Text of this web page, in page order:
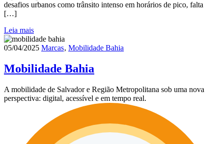
desafios urbanos como trânsito intenso em horários de pico, falta
[…]
Leia mais
05/04/2025 Marcas‚ Mobilidade Bahia
Mobilidade Bahia
A mobilidade de Salvador e Região Metropolitana sob uma nova
perspectiva: digital, acessível e em tempo real.